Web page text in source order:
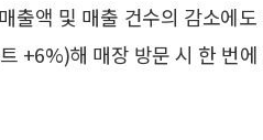
출액 및 매출 건수의 감소에
+6%)해 매장 방문 시 한 번